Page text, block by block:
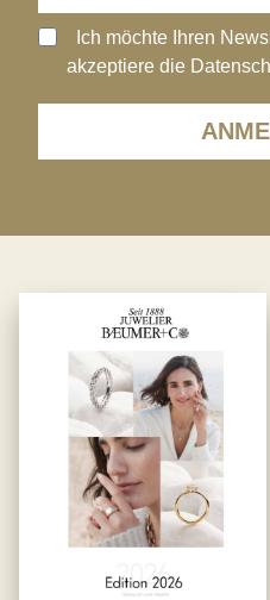
Ich möchte Ihren
akzeptiere die